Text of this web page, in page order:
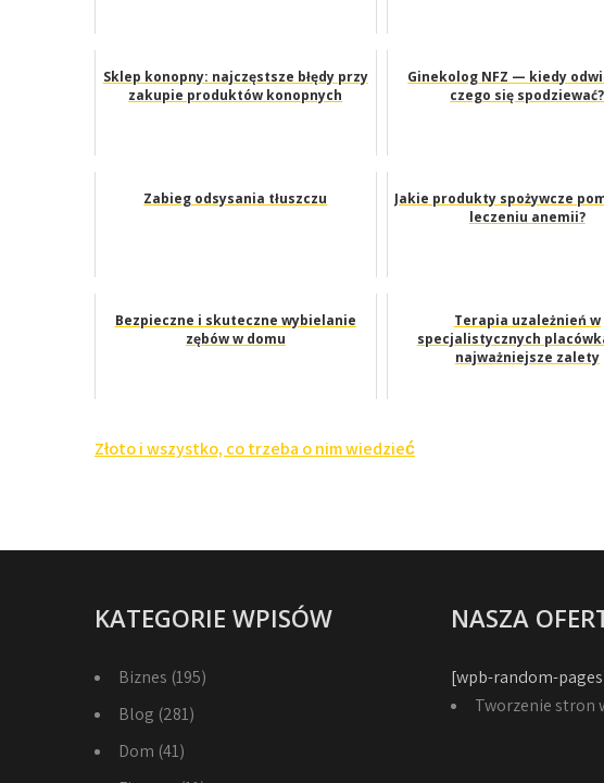
Sklep konopny: najczęstsze błędy przy
zakupie produktów konopnych
Ginekolog NFZ — kiedy
czego się spodziewać?
Zabieg odsysania tłuszczu
Jakie produkty spożywcze
leczeniu anemii?
Bezpieczne i skuteczne wybielanie
zębów w domu
Terapia uzależnień w
specjalistycznych
najważniejsze zalety
Nawigacja
Złoto i wszystko, co trzeba o nim wiedzieć
KATEGORIE WPISÓW
Biznes (195)
Blog (281)
Dom (41)
NASZA
[wpb-random-
Tworzenie stron